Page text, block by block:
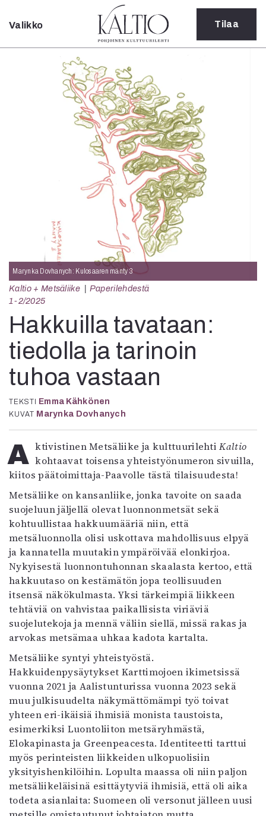
Sulje
Kategoriat
Verkkoartikkeli
Teatteri
Tanssi
Tanssi
Sarjakuva
Sámegillii
Pääkirjoitus
Paperilehdestä
Oulu2026
Näyttelyt
Musiikki
Levyt
Kuvataide
Kirjat
In English
Arkisto
Lehdet
2–3/2026
6/2025
5/2025 saame
Lehtiarkisto
Info
Tilaus ja irtonumerot
Yhteistyössä
Toimitus
Mediatiedot
Kaltio ry
Valikko Tilaa
Marynka Dovhanych: Kulosaaren mänty 3
Kaltio + Metsäliike
Paperilehdestä
1-2/2025
Hakkuilla tavataan:
tiedolla ja tarinoin
tuhoa vastaan
TEKSTI Emma Kähkönen
KUVAT Marynka Dovhanych
Aktivistinen Metsäliike ja kulttuurilehtiKaltio
kohtaavat toisensa yhteistyönumeron sivuilla,
kiitos päätoimittaja-Paavolle tästä tilaisuudesta!
Metsäliike on kansanliike, jonka tavoite on saada
suojeluun jäljellä olevat luonnonmetsät sekä
kohtuullistaa hakkuumääriä niin, että
metsäluonnolla olisi uskottava mahdollisuus elpyä
ja kannatella muutakin ympäröivää elonkirjoa.
Nykyisestä luonnontuhonnan skaalasta kertoo, että
hakkuutaso on kestämätön jopa teollisuuden
itsensä näkökulmasta. Yksi tärkeimpiä liikkeen
tehtäviä on vahvistaa paikallisista viriäviä
suojelutekoja ja mennä väliin siellä, missä rakas ja
arvokas metsämaa uhkaa kadota kartalta.
Metsäliike syntyi yhteistyöstä.
Hakkuidenpysäytykset Karttimojoen ikimetsissä
vuonna 2021 ja Aalistunturissa vuonna 2023 sekä
muu julkisuudelta näkymättömämpi työ toivat
yhteen eri-ikäisiä ihmisiä monista taustoista,
esimerkiksi Luontoliiton metsäryhmästä,
Elokapinasta ja Greenpeacesta. Identiteetti tarttui
myös perinteisten liikkeiden ulkopuolisiin
yksityishenkilöihin. Lopulta maassa oli niin paljon
metsäliikeläisinä esittäytyviä ihmisiä, että oli aika
todeta asianlaita: Suomeen oli versonut jälleen uusi